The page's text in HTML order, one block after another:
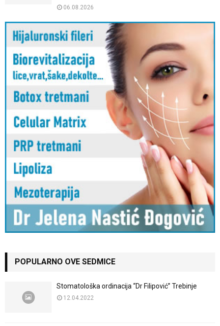
06.08.2026
POPULARNO OVE SEDMICE
Stomatološka ordinacija “Dr Filipović” Trebinje
12.04.2022